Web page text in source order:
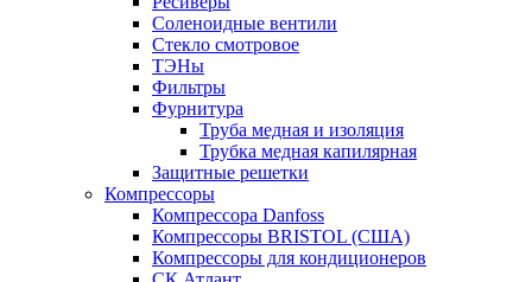
Соленоидные вентили
Стекло смотровое
ТЭНы
Фильтры
Фурнитура
Труба медная и изоляция
Трубка медная капилярная
Защитные решетки
Компрессоры
Компрессора Danfoss
Компрессоры BRISTOL (США)
Компрессоры для кондиционеров